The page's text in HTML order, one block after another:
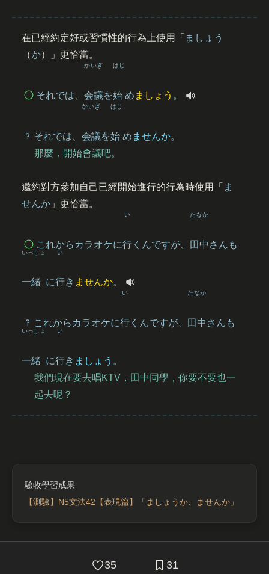
在已經約定好或習慣性的行為上使用「 ましょう
（か）」更恰當。
それでは、 会議
かいぎ
を始
はじ
め ましょう 。
それでは、 会議
かいぎ
を始
はじ
め ませんか。
那麼，開始會議吧。
邀約對方參加自己已經開始進行的行為時使用「 ま
せんか 」更恰當。
これからカラオケに行
い
くんですが、 田中
たなか
さんも
一緒
いっしょ
に行
い
き ませんか。
これからカラオケに行
い
くんですが、 田中
たなか
さんも
一緒
いっしょ
に行
い
き ましょう 。
我們現在要去唱KTV，田中同學，你要不要也一
起去呢？
【測驗】N5文法42【表現篇】「ましょうか、ませんか」
35 31